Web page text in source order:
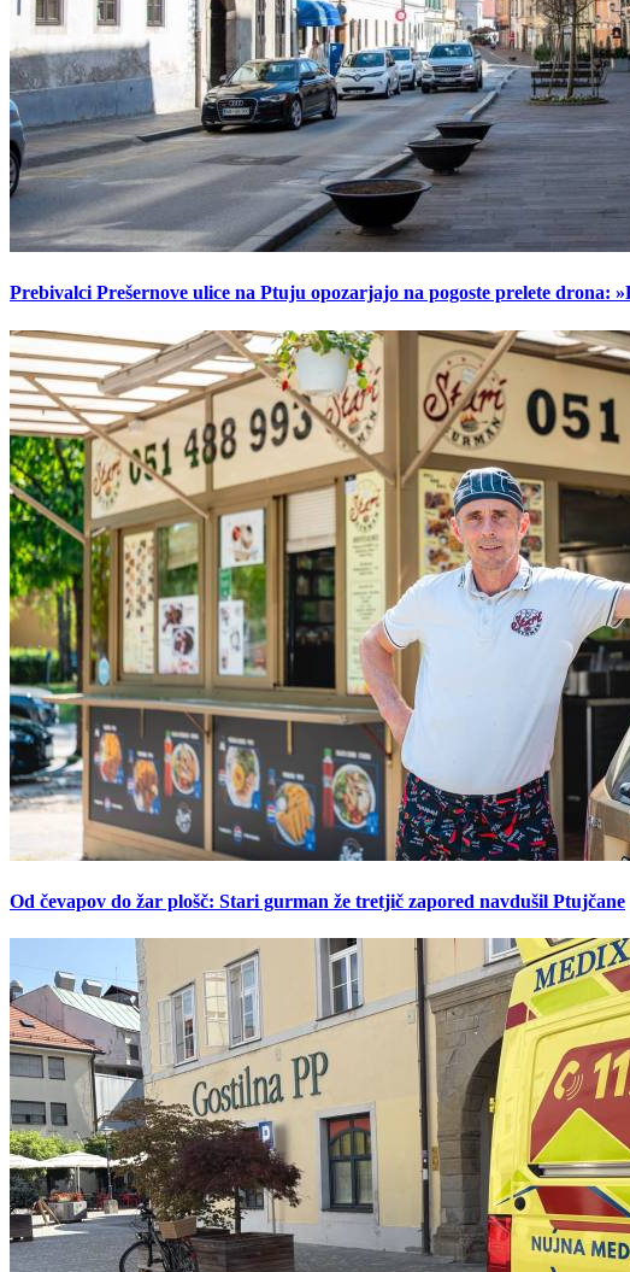
Prebivalci Prešernove ulice na Ptuju opozarjajo na pogoste prelete drona:
Od čevapov do žar plošč: Stari gurman že tretjič zapored navdušil Ptujčane